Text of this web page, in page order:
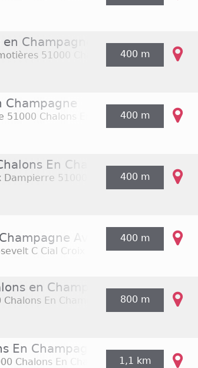
Champagne
51000 Chalons En Champagne
400 m
Champagne
51000 Chalons En Champagne
400 m
En Champagne Centre
Dampierre 51000 Chalons En Champagne
400 m
Avenue du
C Cial Croix Dampierre Galerie
400 m
en Champagne
Chalons En Champagne 800 m
En Champagne
Chalons En Champagne1,1 km